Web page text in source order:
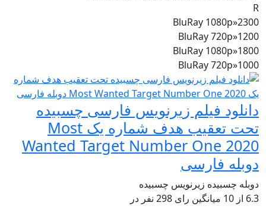
R
BluRay 1080p»2300
BluRay 720p»1200
BluRay 1080p»1800
BluRay 720p»1000
دانلود فیلم زیرنویس فارسی چسبیده
تحت تعقیب هدف شماره یک Most
Wanted Target Number One 2020
دوبله فارسی
دوبله چسبیده زیرنویس چسبیده
6.3 از 10 میانگین رای 298 نفر در